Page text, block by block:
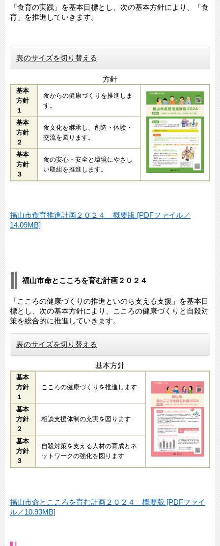
「食育の実践」を基本目標とし、次の基本方針により、「食
育」を推進していきます。
表のサイズを切り替える
方針
基本
方針
１
食からの健康づくりを推進しま
す。
基本
方針
２
食文化を継承し、創造・体験・
交流を図ります。
基本
方針
３
食の安心・安全と環境にやさし
い取組を推進します。
福山市食育推進計画２０２４ 概要版 [PDFファイル／
14.09MB]
福山市命とこころを育む計画２０２４
「こころの健康づくりの推進といのち支える支援」を基本目
標とし、次の基本方針により、こころの健康づくりと自殺対
策を総合的に推進していきます。
表のサイズを切り替える
基本方針
基本
方針
１
こころの健康づくりを推進します
基本
方針
２
相談支援体制の充実を図ります
基本
方針
３
自殺対策を支える人材の育成とネ
ットワークの強化を図ります
福山市命とこころを育む計画２０２４ 概要版 [PDFファイ
ル／10.93MB]